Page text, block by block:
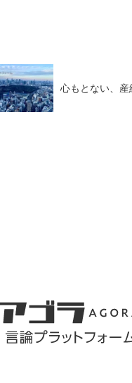
心もとない、産